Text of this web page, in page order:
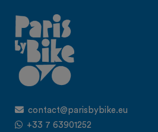
contact@parisbybike.eu
+33 7 63901252